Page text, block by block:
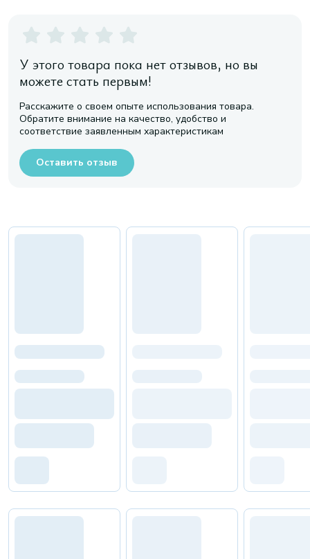
У этого товара пока нет отзывов, но вы
можете стать первым!
Расскажите о своем опыте использования товара.
Обратите внимание на качество, удобство и
соответствие заявленным характеристикам
Оставить отзыв